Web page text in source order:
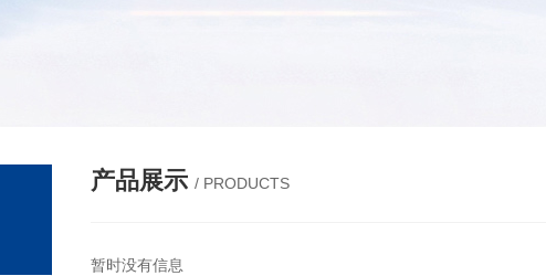
产品展示 / PRODUCTS
暂时没有信息